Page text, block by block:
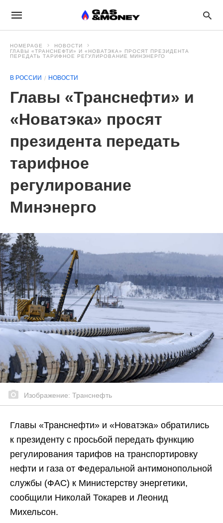
HOMEPAGE
НОВОСТИ
ГЛАВЫ «ТРАНСНЕФТИ» И «НОВАТЭКА» ПРОСЯТ ПРЕЗИДЕНТА
ПЕРЕДАТЬ ТАРИФНОЕ РЕГУЛИРОВАНИЕ МИНЭНЕРГО
В РОССИИ НОВОСТИ
Главы «Транснефти» и
«Новатэка» просят
президента передать
тарифное
регулирование
Минэнерго
Изображение: Транснефть
Главы «Транснефти» и «Новатэка» обратились
к президенту с просьбой передать функцию
регулирования тарифов на транспортировку
нефти и газа от Федеральной антимонопольной
службы (ФАС) к Министерству энергетики,
сообщили Николай Токарев и Леонид
Михельсон.